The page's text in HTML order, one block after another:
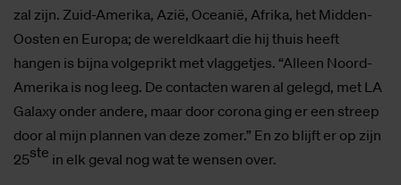
zal zijn. Zuid-Amerika, Azië, Oceanië, Afrika, het Midden-
Oosten en Europa; de wereldkaart die hij thuis heeft
hangen is bijna volgeprikt met vlaggetjes. “Alleen Noord-
Amerika is nog leeg. De contacten waren al gelegd, met LA
Galaxy onder andere, maar door corona ging er een streep
door al mijn plannen van deze zomer.” En zo blijft er op zijn
25ste in elk geval nog wat te wensen over.